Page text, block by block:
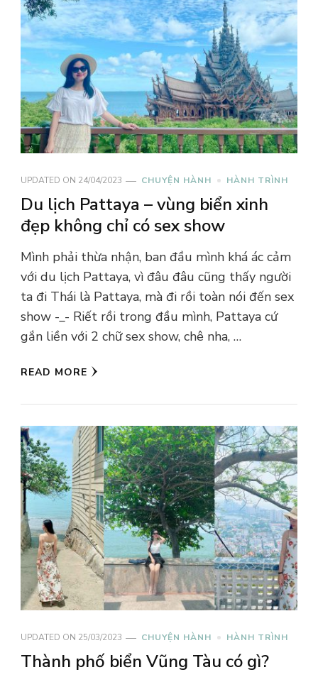
UPDATED ON 24/04/2023 CHUYỆN HÀNH HÀNH TRÌNH
Du lịch Pattaya – vùng biển xinh
đẹp không chỉ có sex show
Mình phải thừa nhận, ban đầu mình khá ác cảm
với du lịch Pattaya, vì đâu đâu cũng thấy người
ta đi Thái là Pattaya, mà đi rồi toàn nói đến sex
show -_- Riết rồi trong đầu mình, Pattaya cứ
gắn liền với 2 chữ sex show, chê nha, …
READ MORE
UPDATED ON 25/03/2023 CHUYỆN HÀNH HÀNH TRÌNH
Thành phố biển Vũng Tàu có gì?